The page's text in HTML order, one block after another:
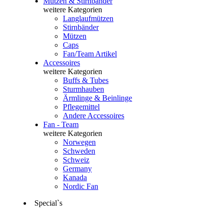
weitere Kategorien
Langlaufmützen
Stirnbänder
Mützen
Caps
Fan/Team Artikel
Accessoires
weitere Kategorien
Buffs & Tubes
Sturmhauben
Ärmlinge & Beinlinge
Pflegemittel
Andere Accessoires
Fan - Team
weitere Kategorien
Norwegen
Schweden
Schweiz
Germany
Kanada
Nordic Fan
Special`s